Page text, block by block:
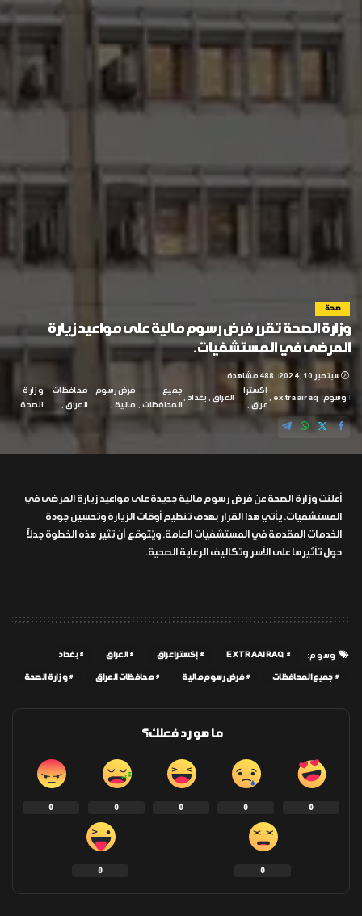
صحة
وزارة الصحة تقرر فرض رسوم مالية على مواعيد زيارة
المرضى في المستشفيات.
سبتمبر 10, 2024 488 مشاهدة
وسوم: extraairaq
إكسترا
عراق
العراق بغداد
جميع
المحافظات
فرض رسوم
مالية
محافظات
العراق
وزارة
الصحة
أعلنت وزارة الصحة عن فرض رسوم مالية جديدة على مواعيد زيارة المرضى في
المستشفيات. يأتي هذا القرار بهدف تنظيم أوقات الزيارة وتحسين جودة
الخدمات المقدمة في المستشفيات العامة. ويُتوقع أن تثير هذه الخطوة جدلاً
حول تأثيرها على الأسر وتكاليف الرعاية الصحية.
وسوم: EXTRAAIRAQ إكسترا عراق العراق بغداد
جميع المحافظات فرض رسوم مالية محافظات العراق وزارة الصحة
ما هو رد فعلك؟
0
0
0
0
0
0
0